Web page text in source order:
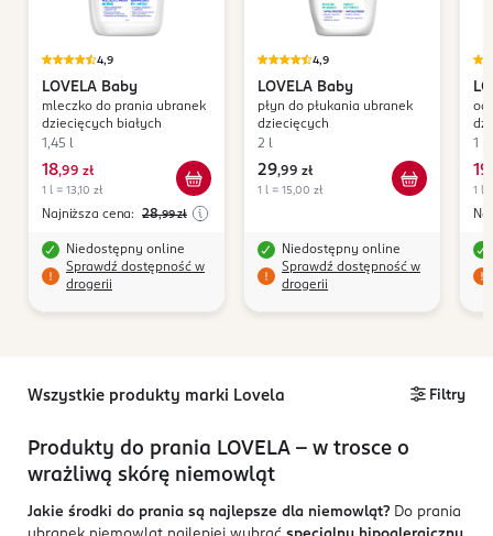
4,9
LOVELA Baby
mleczko do prania ubranek
dziecięcych białych
1,45 l
18,99 zł
1 l = 13,10 zł
Najniższa cena: 28,99 zł
Niedostępny online
Sprawdź dostępność w
drogerii
4,9
LOVELA Baby
płyn do płukania ubranek
dziecięcych
2 l
29,99 zł
1 l = 15,00 zł
Niedostępny online
Sprawdź dostępność w
drogerii
1 l
19
1 l
Wszystkie produkty marki Lovela Filtry
Produkty do prania LOVELA – w trosce o
wrażliwą skórę niemowląt
Jakie środki do prania są najlepsze dla niemowląt? Do prania